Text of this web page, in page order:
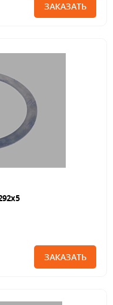
ЗАКАЗАТЬ
ЗАКАЗАТЬ